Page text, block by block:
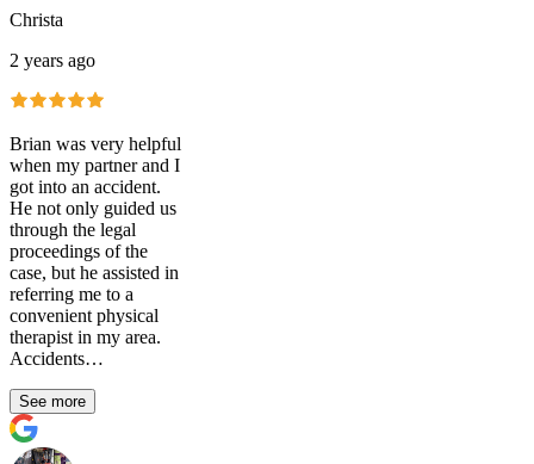
Christa
2 years ago
Brian was very helpful
when my partner and I
got into an accident.
He not only guided us
through the legal
proceedings of the
case, but he assisted in
referring me to a
convenient physical
therapist in my area.
Accidents…
See more